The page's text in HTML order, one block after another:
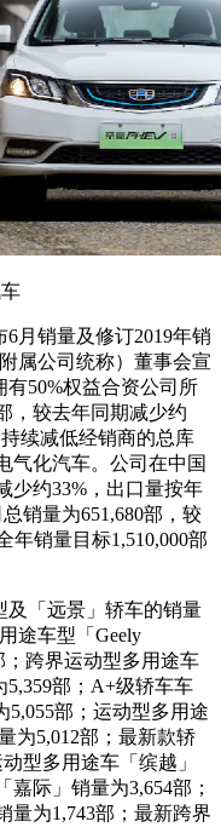
6月销量及修订2019年销
属公司统称）董事会宣
50%权益合资公司所
，较去年同期减少约
续减低经销商的总库
气化汽车。公司在中国
少约33%，出口量按年
销量为651,680部，较
年销量目标1,510,000部
及「远景」轿车的销量
途车型「Geely
；跨界运动型多用途车
5,359部；A+级轿车车
5,055部；运动型多用途
为5,012部；最新款轿
型多用途车「缤越」
际」销量为3,654部；
量为1,743部；最新跨界